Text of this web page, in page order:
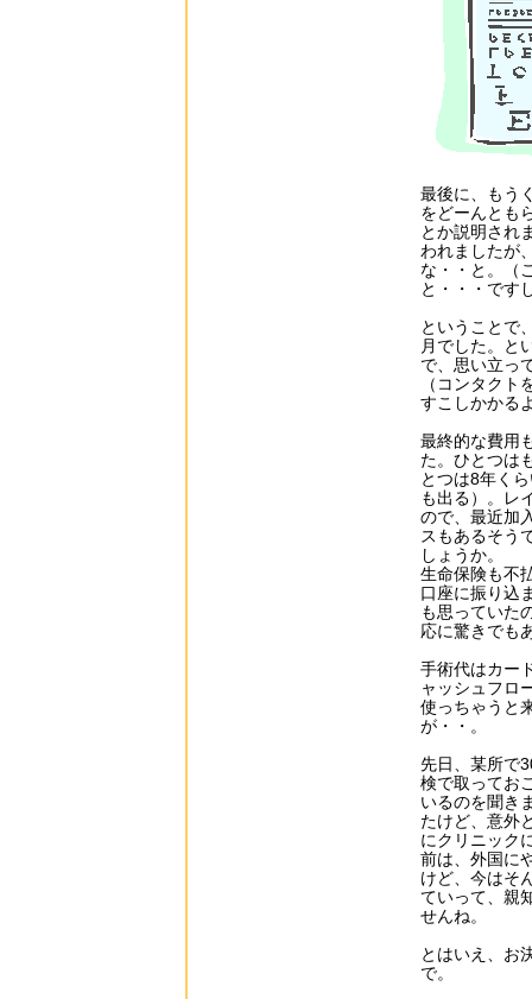
最後に、もう
をどーんとも
とか説明され
われましたが
な・・と。（
と・・・です
ということで
月でした。と
で、思い立っ
（コンタク
すこしかかる
最終的な費用
た。ひとつは
とつは8年く
も出る）。レ
ので、最近加
スもあるそう
しょうか。
生命保険も不
口座に振り込
も思っていた
応に驚きでも
手術代はカー
ャッシュフロ
使っちゃうと
が・・。
先日、某所で
検で取ってお
いるのを聞き
たけど、意外
にクリニック
前は、外国に
けど、今はそ
ていって、親
せんね。
とはいえ、お
で。